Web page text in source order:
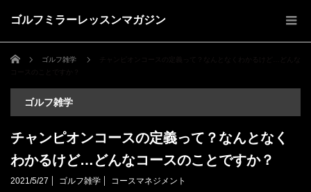
ゴルフミラーレッスンマガジン
ホーム ゴルフ雑学
ゴルフ雑学
チャンピオンコースの定義って？なんとなく
わかるけど…どんなコースのことですか？
2021/5/27 ゴルフ雑学 コースマネジメント